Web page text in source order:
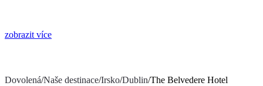
zobrazit více
Dovolená/Naše destinace/Irsko/Dublin/The Belvedere Hotel